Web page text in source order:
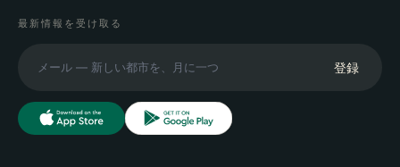
最新情報を受け取る
登録